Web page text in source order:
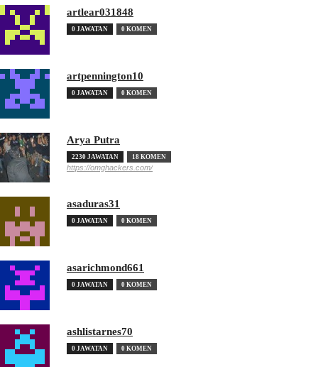
artlear031848
0 JAWATAN 0 KOMEN
artpennington10
0 JAWATAN 0 KOMEN
Arya Putra
2230 JAWATAN 18 KOMEN
https://omghackers.com/
asaduras31
0 JAWATAN 0 KOMEN
asarichmond661
0 JAWATAN 0 KOMEN
ashlistarnes70
0 JAWATAN 0 KOMEN